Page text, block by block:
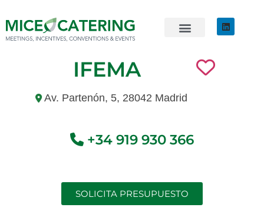
IFEMA
Av. Partenón, 5, 28042 Madrid
+34 919 930 366
SOLICITA PRESUPUESTO